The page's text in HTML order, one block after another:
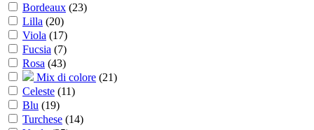
Bordeaux (23)
Lilla (20)
Viola (17)
Fucsia (7)
Rosa (43)
Mix di colore (21)
Celeste (11)
Blu (19)
Turchese (14)